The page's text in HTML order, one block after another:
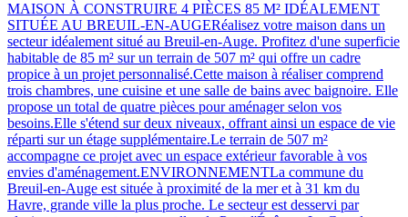
MAISON À CONSTRUIRE 4 PIÈCES 85 M² IDÉALEMENT
SITUÉE AU BREUIL-EN-AUGERéalisez votre maison dans un
secteur idéalement situé au Breuil-en-Auge. Profitez d'une superficie
habitable de 85 m² sur un terrain de 507 m² qui offre un cadre
propice à un projet personnalisé.Cette maison à réaliser comprend
trois chambres, une cuisine et une salle de bains avec baignoire. Elle
propose un total de quatre pièces pour aménager selon vos
besoins.Elle s'étend sur deux niveaux, offrant ainsi un espace de vie
réparti sur un étage supplémentaire.Le terrain de 507 m²
accompagne ce projet avec un espace extérieur favorable à vos
envies d'aménagement.ENVIRONNEMENTLa commune du
Breuil-en-Auge est située à proximité de la mer et à 31 km du
Havre, grande ville la plus proche. Le secteur est desservi par